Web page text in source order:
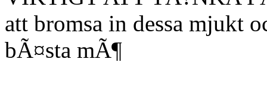
att bromsa in dessa mjukt
bÃ¤sta mÃ¶